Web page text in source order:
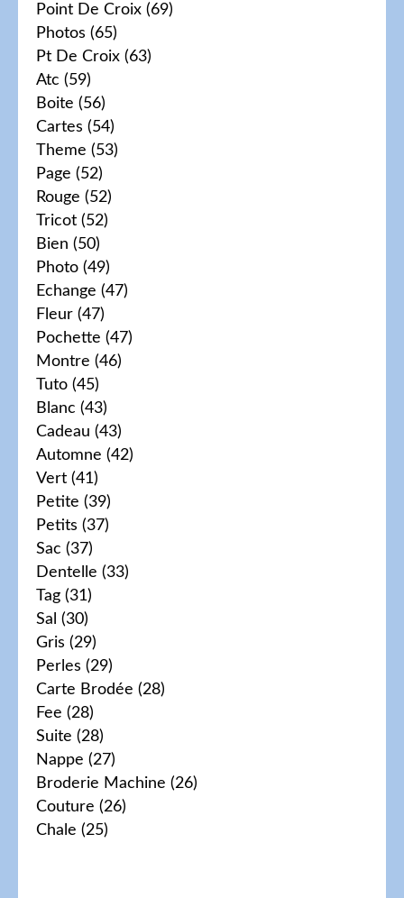
Point De Croix (69)
Photos (65)
Pt De Croix (63)
Atc (59)
Boite (56)
Cartes (54)
Theme (53)
Page (52)
Rouge (52)
Tricot (52)
Bien (50)
Photo (49)
Echange (47)
Fleur (47)
Pochette (47)
Montre (46)
Tuto (45)
Blanc (43)
Cadeau (43)
Automne (42)
Vert (41)
Petite (39)
Petits (37)
Sac (37)
Dentelle (33)
Tag (31)
Sal (30)
Gris (29)
Perles (29)
Carte Brodée (28)
Fee (28)
Suite (28)
Nappe (27)
Broderie Machine (26)
Couture (26)
Chale (25)